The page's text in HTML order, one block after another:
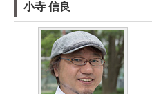
小寺 信良